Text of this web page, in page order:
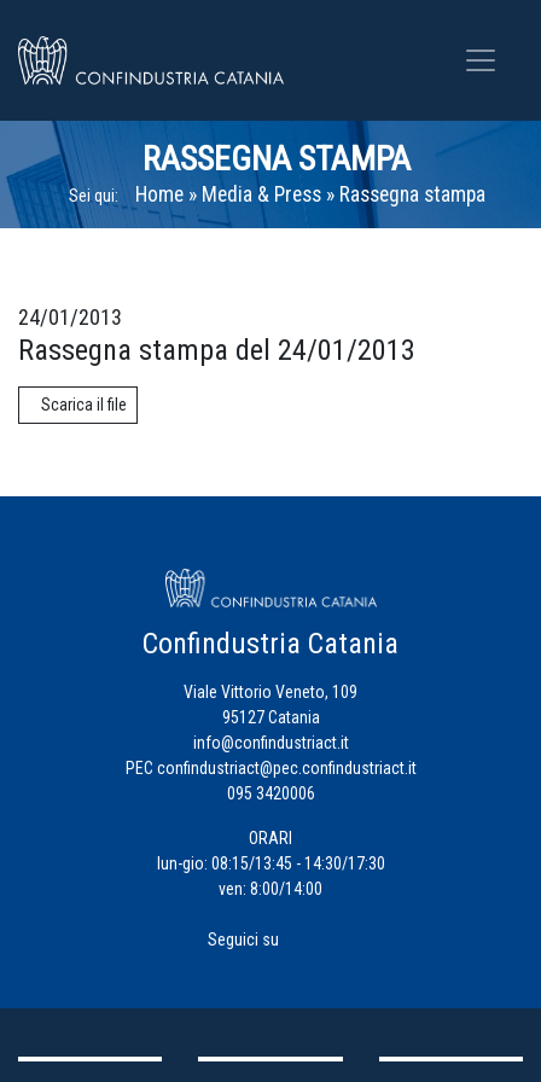
RASSEGNA STAMPA
Sei qui: Home» Media & Press» Rassegna stampa
24/01/2013
Rassegna stampa del 24/01/2013
Scarica il file
Confindustria Catania
Viale Vittorio Veneto, 109
95127 Catania
info@confindustriact.it
PEC confindustriact@pec.confindustriact.it
095 3420006
ORARI
lun-gio: 08:15/13:45 - 14:30/17:30
ven: 8:00/14:00
Seguici su